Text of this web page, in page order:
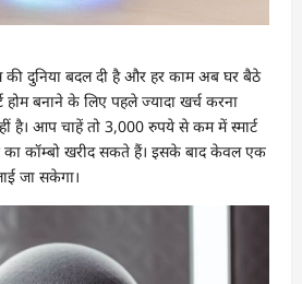
की दुनिया बदल दी है और हर काम अब घर बैठे
होम बनाने के लिए पहले ज्यादा खर्च करना
है। आप चाहें तो 3,000 रुपये से कम में स्मार्ट
का कॉम्बो खरीद सकते हैं। इसके बाद केवल एक
जा सकेगा।